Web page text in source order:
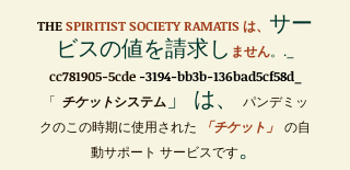
THESPIRITIST SOCIETY RAMATIS は、 サー
ビスの値を請求し ません。._
cc781905-5cde -3194-bb3b-136bad5cf58d_
「 チケットシステム」 は、
パンデミッ
クのこの時期に使用された 「チケット」
の自
動サポート サービスです。